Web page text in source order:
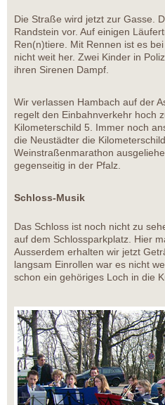
Die Straße wird jetzt zur Gasse.
Randstein vor. Auf einigen
Ren(n)tiere. Mit Rennen ist es
nicht weit her. Zwei Kinder in
ihren Sirenen Dampf.
Wir verlassen Hambach auf der
regelt den Einbahnverkehr hoch
Kilometerschild 5. Immer noch
die Neustädter die
Weinstraßenmarathon
gegenseitig in der Pfalz.
Schloss-Musik
Das Schloss ist noch nicht zu
auf dem Schlossparkplatz. Hier
Ausserdem erhalten wir jetzt
langsam Einrollen war es nicht
schon ein gehöriges Loch in die